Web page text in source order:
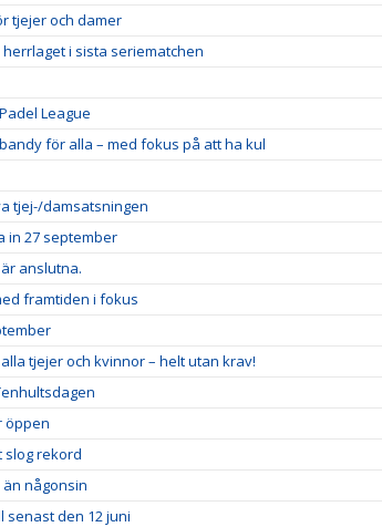
tjejer och damer
i sista seriematchen
League
för alla – med fokus på att ha kul
tjej-/damsatsningen
in 27 september
anslutna.
framtiden i fokus
tjejer och kvinnor – helt utan krav!
öppen
slog rekord
någonsin
senast den 12 juni